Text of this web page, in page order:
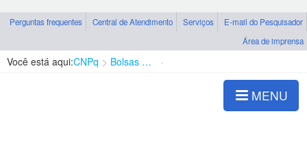
Perguntas frequentes Central de Atendimento Serviços
E-mail do Pesquisador
Área de imprensa
Você está aqui:CNPq Bolsas e Auxílios Vigentes
MENU